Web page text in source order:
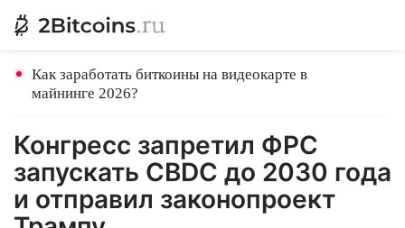
Как заработать биткоины на видеокарте в
майнинге 2026?
Конгресс запретил ФРС
запускать CBDC до 2030 года
и отправил законопроект